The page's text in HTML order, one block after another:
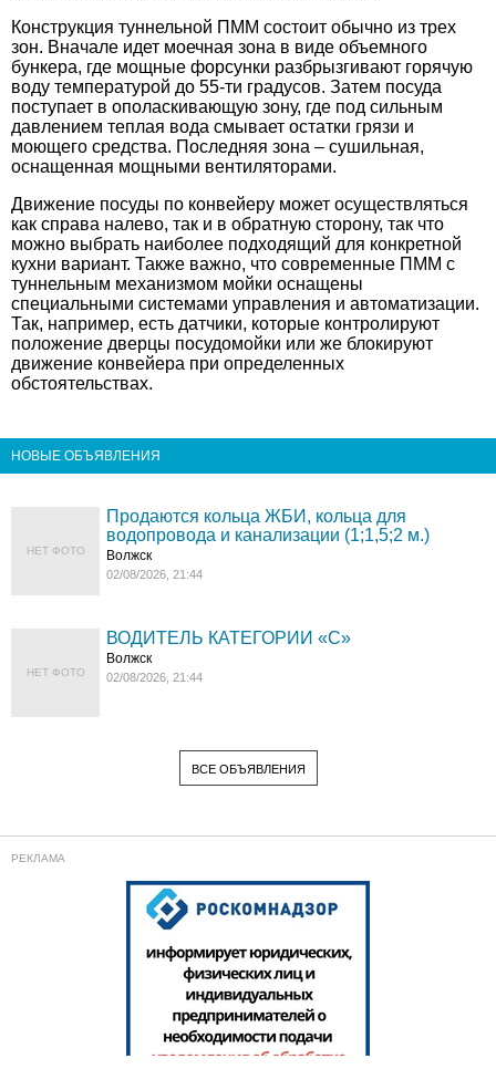
Конструкция туннельной ПММ состоит обычно из трех
зон. Вначале идет моечная зона в виде объемного
бункера, где мощные форсунки разбрызгивают горячую
воду температурой до 55-ти градусов. Затем посуда
поступает в ополаскивающую зону, где под сильным
давлением теплая вода смывает остатки грязи и
моющего средства. Последняя зона – сушильная,
оснащенная мощными вентиляторами.
Движение посуды по конвейеру может осуществляться
как справа налево, так и в обратную сторону, так что
можно выбрать наиболее подходящий для конкретной
кухни вариант. Также важно, что современные ПММ с
туннельным механизмом мойки оснащены
специальными системами управления и автоматизации.
Так, например, есть датчики, которые контролируют
положение дверцы посудомойки или же блокируют
движение конвейера при определенных
обстоятельствах.
НОВЫЕ ОБЪЯВЛЕНИЯ
НЕТ ФОТО
Продаются кольца ЖБИ, кольца для
водопровода и канализации (1;1,5;2 м.)
Волжск
02/08/2026, 21:44
НЕТ ФОТО
ВОДИТЕЛЬ КАТЕГОРИИ «C»
Волжск
02/08/2026, 21:44
ВСЕ ОБЪЯВЛЕНИЯ